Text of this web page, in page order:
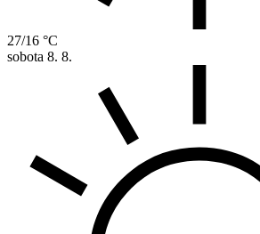
27/16 °C
sobota 8. 8.